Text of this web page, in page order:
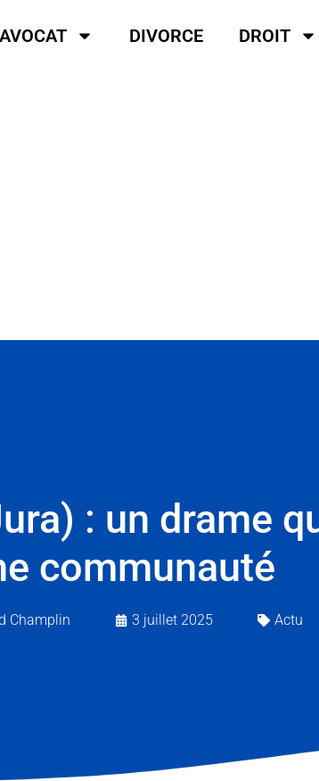
AVOCAT DIVORCE DROIT
: un drame
communauté
Champlin 3 juillet 2025 Actu